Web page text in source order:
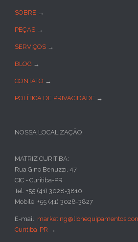
SOBRE →
PEÇAS →
SERVIÇOS →
BLOG →
CONTATO →
POLÍTICA DE PRIVACIDADE →
NOSSA LOCALIZAÇÃO:
MATRIZ CURITIBA:
Rua Gino Benuzzi, 47
CIC - Curitiba-PR
Tel: +55 (41) 3028-3810
Mobile: +55 (41) 3028-3827
E-mail:
Curitiba-PR →